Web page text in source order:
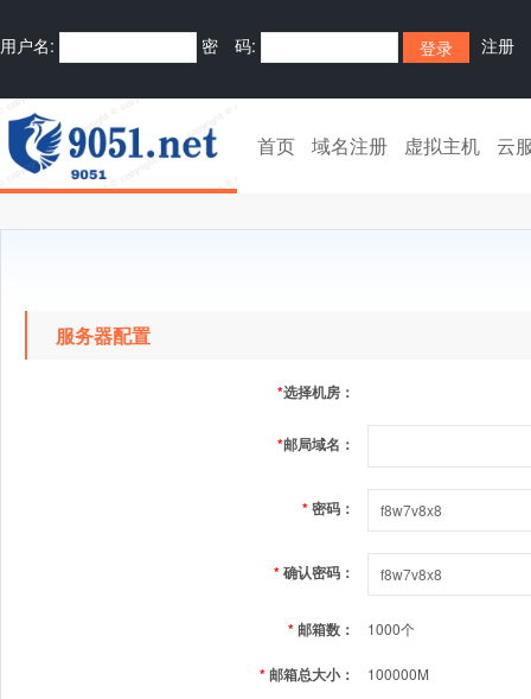
用户名: 密 码: 注册
首页 域名注册 虚拟主机 云
服务器配置
*选择机房：
*邮局域名：
*密码：
*确认密码：
*邮箱数： 1000个
*邮箱总大小： 100000M